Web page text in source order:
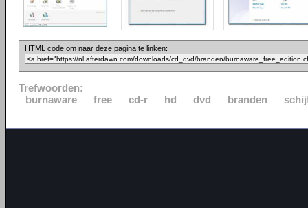
HTML code om naar deze pagina te linken:
Trefwoorden:
burnaware
free cd-r hd dvd branden